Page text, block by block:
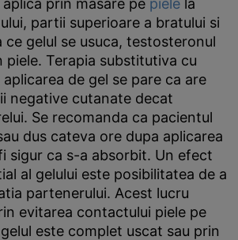
prin masare pe piele la
partii superioare a bratului si
ce gelul se usuca, testosteronul
piele. Terapia substitutiva cu
de gel se pare ca are
negative cutanate decat
Se recomanda ca pacientul
dus cateva ore dupa aplicarea
sigur ca s-a absorbit. Un efect
al gelului este posibilitatea de a
partenerului. Acest lucru
evitarea contactului piele pe
este complet uscat sau prin